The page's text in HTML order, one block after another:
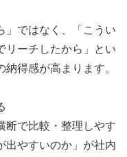
」ではなく、「こうい
リーチしたから」とい
得感が高まります。
断で比較・整理しやす
出やすいのか」が社内